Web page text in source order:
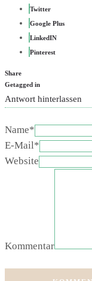
Twitter
Google Plus
LinkedIN
Pinterest
Share
Getagged in
Antwort hinterlassen
Name*
E-Mail*
Website
Kommentar